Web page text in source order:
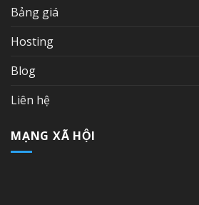
Bảng giá
Hosting
Blog
Liên hệ
MẠNG XÃ HỘI